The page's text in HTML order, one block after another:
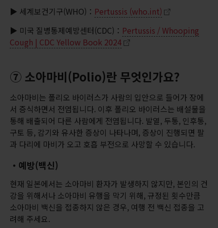
▶ 세계보건기구(WHO)： Pertussis (who.int)
▶ 미국 질병통제예방센터(CDC)： Pertussis / Whooping
Cough | CDC Yellow Book 2024
⑦ 소아마비(Polio)란 무엇인가요?
소아마비는 폴리오 바이러스가 사람의 입안으로 들어가 장에
서 증식하면서 전염됩니다. 이후 폴리오 바이러스는 배설물을
통해 배출되어 다른 사람에게 전염됩니다. 발열, 두통, 인후통,
구토 등, 감기와 유사한 증상이 나타나며, 증상이 진행되면 팔
과 다리에 마비가 오고 호흡 부전으로 사망할 수 있습니다.
・예방(백신)
현재 일본에서는 소아마비 환자가 발생하지 않지만, 본인의 건
강을 위해서나 소아마비 유행을 막기 위해, 규정된 횟수만큼
소아마비 백신을 접종하지 않은 경우, 여행 전 백신 접종을 고
려해 주세요.